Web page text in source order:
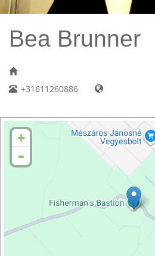
Bea Brunner
+31611260886
+
-